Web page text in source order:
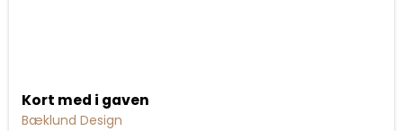
Kort med i gaven
Bæklund Design